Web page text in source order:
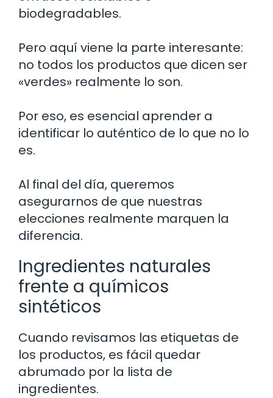
biodegradables.
Pero aquí viene la parte interesante:
no todos los productos que dicen ser
«verdes» realmente lo son.
Por eso, es esencial aprender a
identificar lo auténtico de lo que no lo
es.
Al final del día, queremos
asegurarnos de que nuestras
elecciones realmente marquen la
diferencia.
Ingredientes naturales
frente a químicos
sintéticos
Cuando revisamos las etiquetas de
los productos, es fácil quedar
abrumado por la lista de
ingredientes.